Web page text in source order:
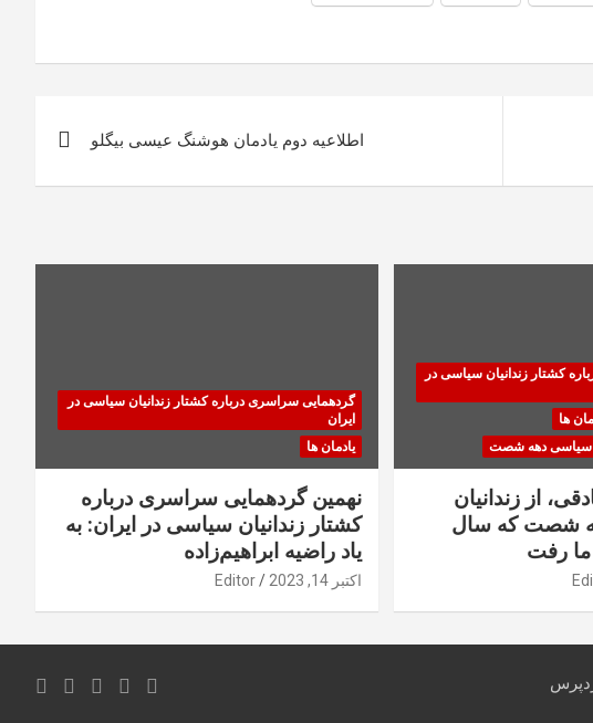
اطلاعیه دوم یادمان هوشنگ عیسی بیگلو
کشتار زندانیان سیاسی در
ها
سیاسی دهه شصت
از زندانیان
شصت که سال
ما رفت
گردهمایی سراسری درباره کشتار زندانیان سیاسی در
ایران
یادمان ها
نهمین گردهمایی سراسری درباره
کشتار زندانیان سیاسی در ایران: به
یاد راضیه ابراهیم‌زاده
اکتبر 14, 2023 Editor